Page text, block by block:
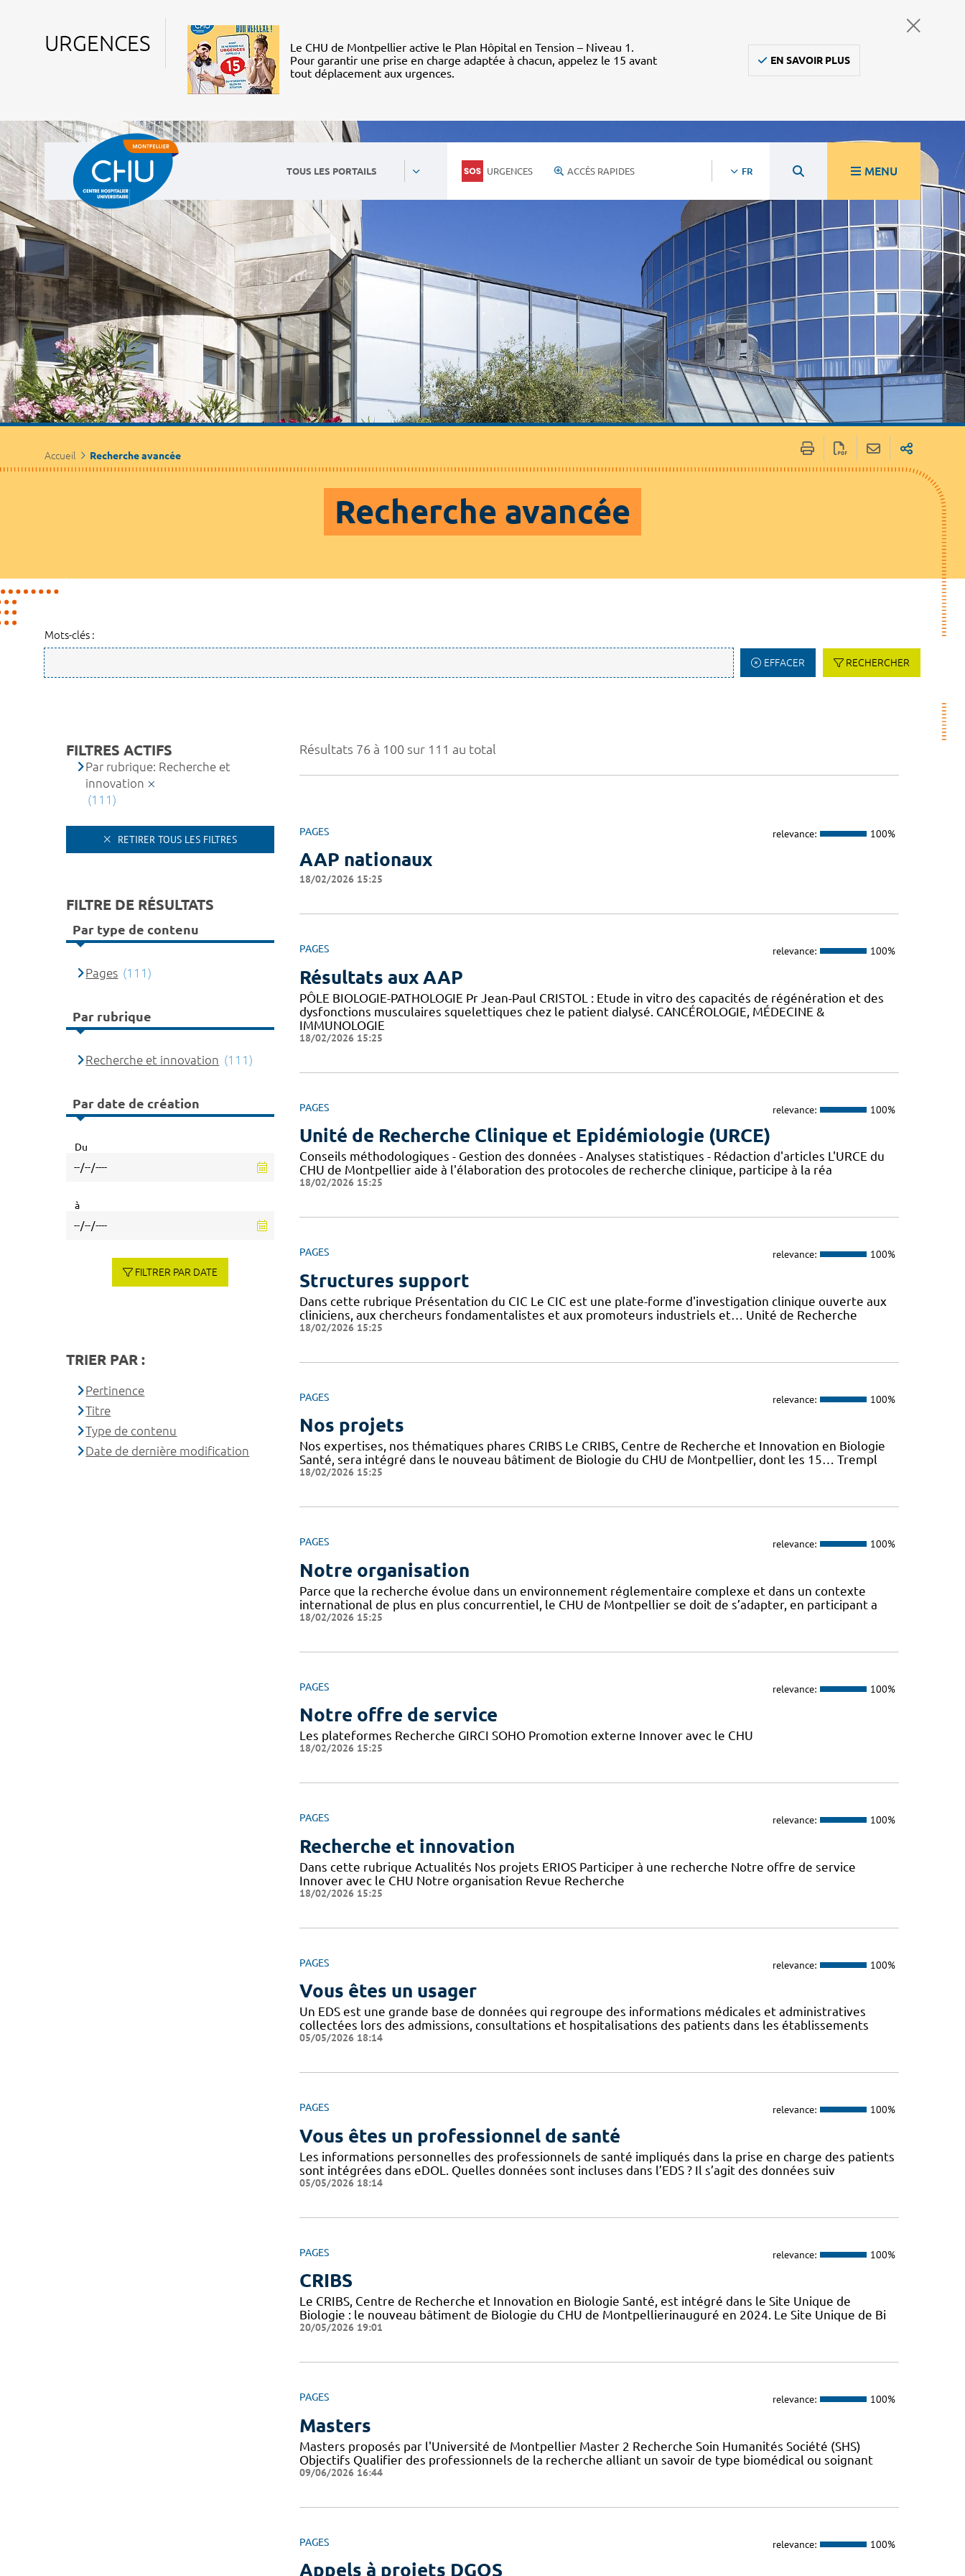
URGENCES
Le CHU de Montpellier active le Plan Hôpital en Tension – Niveau 1.
Pour garantir une prise en charge adaptée à chacun, appelez le 15 avant
tout déplacement aux urgences.
EN SAVOIR PLUS
TOUS LES PORTAILS URGENCES ACCÈS RAPIDES FR MENU
Accueil Recherche avancée
Recherche avancée
Mots-clés :
EFFACER RECHERCHER
Résultats 76 à 100 sur 111 au total
PAGES relevance: 100%
AAP nationaux
18/02/2026 15:25
PAGES relevance: 100%
Résultats aux AAP
PÔLE BIOLOGIE-PATHOLOGIE Pr Jean-Paul CRISTOL : Etude in vitro des capacités de régénération et des
dysfonctions musculaires squelettiques chez le patient dialysé. CANCÉROLOGIE, MÉDECINE &
IMMUNOLOGIE
18/02/2026 15:25
PAGES relevance: 100%
Unité de Recherche Clinique et Epidémiologie (URCE)
Conseils méthodologiques - Gestion des données - Analyses statistiques - Rédaction d'articles L'URCE du
CHU de Montpellier aide à l'élaboration des protocoles de recherche clinique, participe à la réa
18/02/2026 15:25
PAGES relevance: 100%
Structures support
Dans cette rubrique Présentation du CIC Le CIC est une plate-forme d'investigation clinique ouverte aux
cliniciens, aux chercheurs fondamentalistes et aux promoteurs industriels et… Unité de Recherche
18/02/2026 15:25
PAGES relevance: 100%
Nos projets
Nos expertises, nos thématiques phares CRIBS Le CRIBS, Centre de Recherche et Innovation en Biologie
Santé, sera intégré dans le nouveau bâtiment de Biologie du CHU de Montpellier, dont les 15… Trempl
18/02/2026 15:25
PAGES relevance: 100%
Notre organisation
Parce que la recherche évolue dans un environnement réglementaire complexe et dans un contexte
international de plus en plus concurrentiel, le CHU de Montpellier se doit de s’adapter, en participant a
18/02/2026 15:25
PAGES relevance: 100%
Notre offre de service
Les plateformes Recherche GIRCI SOHO Promotion externe Innover avec le CHU
18/02/2026 15:25
PAGES relevance: 100%
Recherche et innovation
Dans cette rubrique Actualités Nos projets ERIOS Participer à une recherche Notre offre de service
Innover avec le CHU Notre organisation Revue Recherche
18/02/2026 15:25
PAGES relevance: 100%
Vous êtes un usager
Un EDS est une grande base de données qui regroupe des informations médicales et administratives
collectées lors des admissions, consultations et hospitalisations des patients dans les établissements
05/05/2026 18:14
PAGES relevance: 100%
Vous êtes un professionnel de santé
Les informations personnelles des professionnels de santé impliqués dans la prise en charge des patients
sont intégrées dans eDOL. Quelles données sont incluses dans l’EDS ? Il s’agit des données suiv
05/05/2026 18:14
PAGES relevance: 100%
CRIBS
Le CRIBS, Centre de Recherche et Innovation en Biologie Santé, est intégré dans le Site Unique de
Biologie : le nouveau bâtiment de Biologie du CHU de Montpellierinauguré en 2024. Le Site Unique de Bi
20/05/2026 19:01
PAGES relevance: 100%
Masters
Masters proposés par l'Université de Montpellier Master 2 Recherche Soin Humanités Société (SHS)
Objectifs Qualifier des professionnels de la recherche alliant un savoir de type biomédical ou soignant
09/06/2026 16:44
PAGES relevance: 100%
Appels à projets DGOS
FILTRES ACTIFS
Par rubrique: Recherche et
innovation
(111)
RETIRER TOUS LES FILTRES
FILTRE DE RÉSULTATS
Par type de contenu
Pages (111)
Par rubrique
Recherche et innovation (111)
Par date de création
Du
à
FILTRER PAR DATE
TRIER PAR :
Pertinence
Titre
Type de contenu
Date de dernière modification